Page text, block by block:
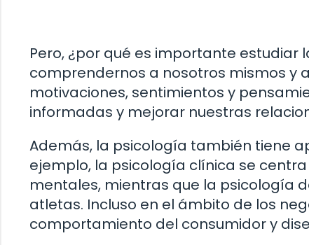
Pero, ¿por qué es importante estudiar
comprendernos a nosotros mismos y
motivaciones, sentimientos y
informadas y mejorar nuestras
Además, la psicología también tiene
ejemplo, la psicología clínica se
mentales, mientras que la psicología
atletas. Incluso en el ámbito de los
comportamiento del consumidor y